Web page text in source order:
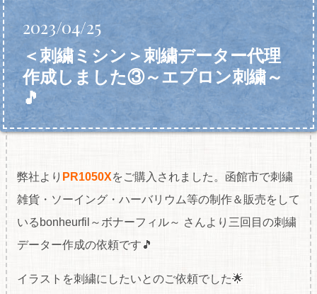
2023/04/25
＜刺繍ミシン＞刺繍データー代理
作成しました③～エプロン刺繍～
🎵
弊社より PR1050Xをご購入されました。函館市で刺繍
雑貨・ソーイング・ハーバリウム等の制作＆販売をして
いるbonheurfil～ボナーフィル～ さんより三回目の刺繍
データー作成の依頼です🎵
イラストを刺繍にしたいとのご依頼でした🌟